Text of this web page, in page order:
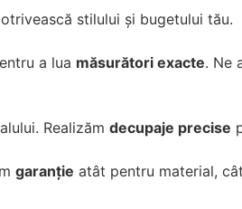
stilului și bugetului tău.
a lua măsurători exacte. Ne
Realizăm decupaje precise
garanție atât pentru material,